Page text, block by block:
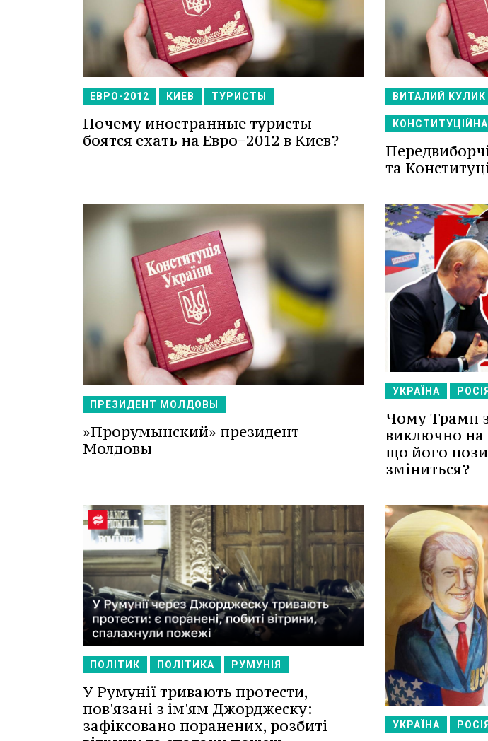
ЕВРО-2012 КИЕВ ТУРИСТЫ
Почему иностранные туристы
боятся ехать на Евро−2012 в Киев?
ВИТАЛИЙ КУЛИК
та
ПРЕЗИДЕНТ МОЛДОВЫ
»Прорумынский» президент
Молдовы
УКРАЇНА РОСІЯ
Чому Трамп
виключно на
що його
зміниться?
ПОЛІТИК ПОЛІТИКА РУМУНІЯ
У Румунії тривають протести,
пов'язані з ім'ям Джорджеску:
зафіксовано поранених, розбиті
УКРАЇНА РОСІЯ